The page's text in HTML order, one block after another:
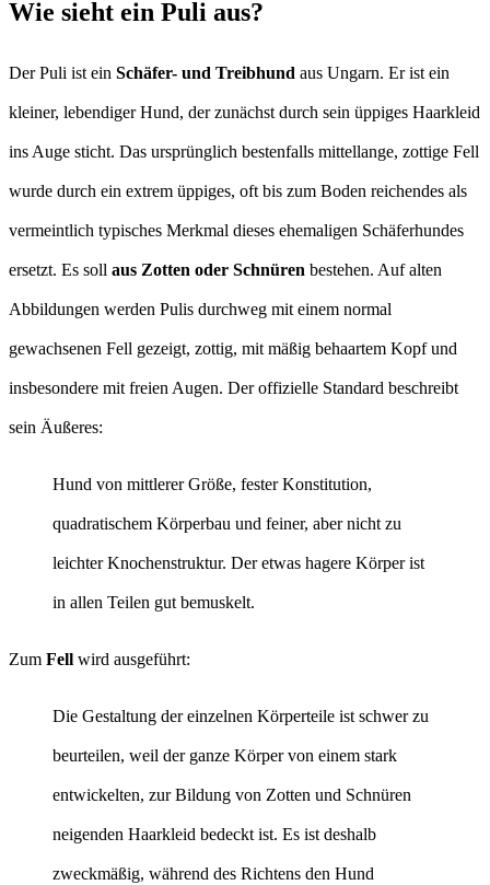
Wie sieht ein Puli aus?
Der Puli ist ein Schäfer- und Treibhund aus Ungarn. Er ist ein
kleiner, lebendiger Hund, der zunächst durch sein üppiges Haarkleid
ins Auge sticht. Das ursprünglich bestenfalls mittellange, zottige Fell
wurde durch ein extrem üppiges, oft bis zum Boden reichendes als
vermeintlich typisches Merkmal dieses ehemaligen Schäferhundes
ersetzt. Es soll aus Zotten oder Schnüren bestehen. Auf alten
Abbildungen werden Pulis durchweg mit einem normal
gewachsenen Fell gezeigt, zottig, mit mäßig behaartem Kopf und
insbesondere mit freien Augen. Der offizielle Standard beschreibt
sein Äußeres:
Hund von mittlerer Größe, fester Konstitution,
quadratischem Körperbau und feiner, aber nicht zu
leichter Knochenstruktur. Der etwas hagere Körper ist
in allen Teilen gut bemuskelt.
Zum Fell wird ausgeführt:
Die Gestaltung der einzelnen Körperteile ist schwer zu
beurteilen, weil der ganze Körper von einem stark
entwickelten, zur Bildung von Zotten und Schnüren
neigenden Haarkleid bedeckt ist. Es ist deshalb
zweckmäßig, während des Richtens den Hund